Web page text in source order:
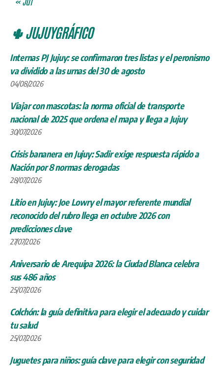
🌵 JUJUYGRÁFICO
Internas PJ Jujuy: se confirmaron tres listas y el peronismo
va dividido a las urnas del 30 de agosto
04/08/2026
Viajar con mascotas: la norma oficial de transporte
nacional de 2025 que ordena el mapa y llega a Jujuy
30/07/2026
Crisis bananera en Jujuy: Sadir exige respuesta rápido a
Nación por 8 normas derogadas
28/07/2026
Litio en Jujuy: Joe Lowry el mayor referente mundial
reconocido del rubro llega en octubre 2026 con
predicciones clave
27/07/2026
Aniversario de Arequipa 2026: la Ciudad Blanca celebra
sus 486 años
25/07/2026
Colchón: la guía definitiva para elegir el adecuado y cuidar
tu salud
25/07/2026
Juguetes para niños: guía clave para elegir con seguridad